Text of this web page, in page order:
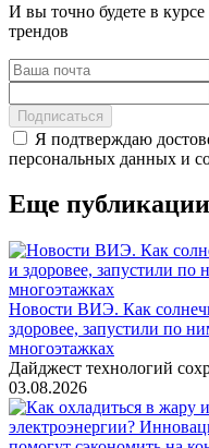
И вы точно будете в
трендов
Подписаться
Я подтверждаю
персональных данных и
Еще публикации
Новости ВИЭ. Как
здоровее, запустили по
многоэтажках
Дайджест технологий
03.08.2026